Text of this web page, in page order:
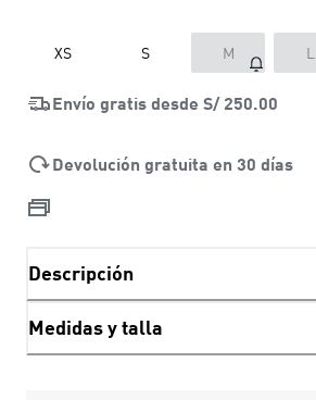
XS S M L
Envío gratis desde S/ 250.00
Devolución gratuita en 30 días
Descripción
Medidas y talla